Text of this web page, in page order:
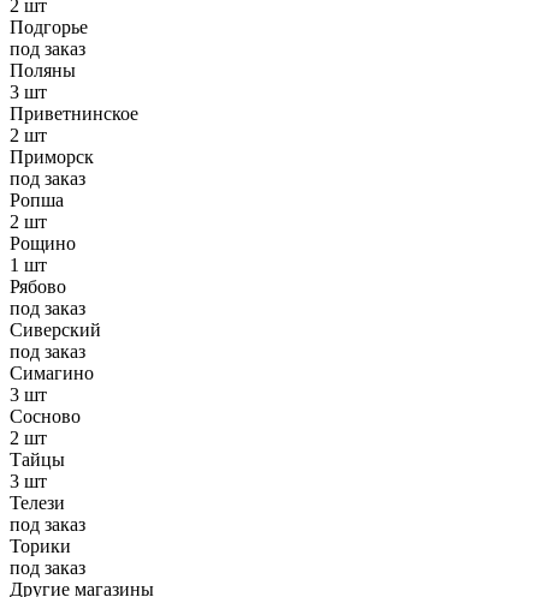
2 шт
Подгорье
под заказ
Поляны
3 шт
Приветнинское
2 шт
Приморск
под заказ
Ропша
2 шт
Рощино
1 шт
Рябово
под заказ
Сиверский
под заказ
Симагино
3 шт
Сосново
2 шт
Тайцы
3 шт
Телези
под заказ
Торики
под заказ
Другие магазины